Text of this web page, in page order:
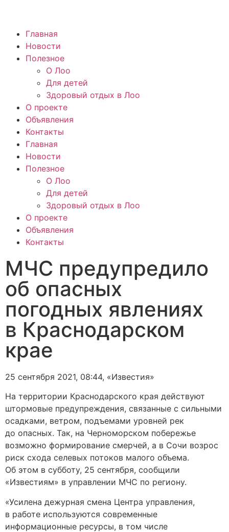
Главная
Новости
Полезное
О Лоо
Для детей
Здоровый отдых в Лоо
О проекте
Объявления
Контакты
Главная
Новости
Полезное
О Лоо
Для детей
Здоровый отдых в Лоо
О проекте
Объявления
Контакты
МЧС предупредило
об опасных
погодных явлениях
в Краснодарском
крае
25 сентября 2021, 08:44, «Известия»
На территории Краснодарского края действуют
штормовые предупреждения, связанные с сильными
осадками, ветром, подъемами уровней рек
до опасных. Так, на Черноморском побережье
возможно формирование смерчей, а в Сочи возрос
риск схода селевых потоков малого объема.
Об этом в субботу, 25 сентября, сообщили
«Известиям» в управлении МЧС по региону.
«Усилена дежурная смена Центра управления,
в работе используются современные
информационные ресурсы, в том числе